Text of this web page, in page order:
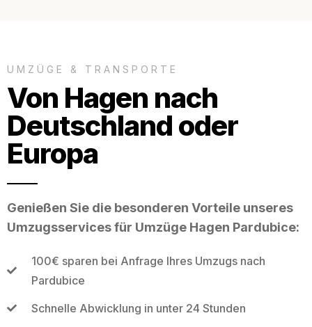
UMZÜGE & TRANSPORTE
Von Hagen nach
Deutschland oder
Europa
Genießen Sie die besonderen Vorteile unseres
Umzugsservices für Umzüge Hagen Pardubice:
100€ sparen bei Anfrage Ihres Umzugs nach
Pardubice
Schnelle Abwicklung in unter 24 Stunden